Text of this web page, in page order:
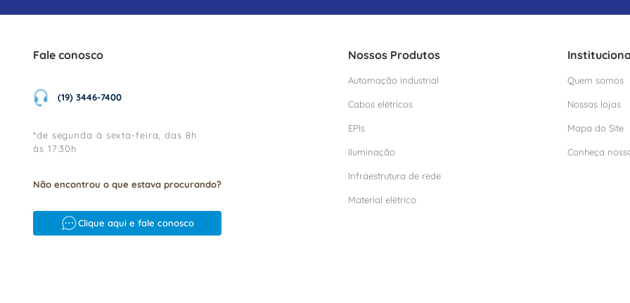
Fale conosco
(19) 3446-7400
*de segunda à sexta-feira, das 8h
às 17:30h
Não encontrou o que estava procurando?
Clique aqui e fale conosco
Nossos Produtos
Automação industrial
Cabos elétricos
EPIs
Iluminação
Infraestrutura de rede
Material elétrico
Quem somos
Nossas lojas
Mapa do Site
Conheça